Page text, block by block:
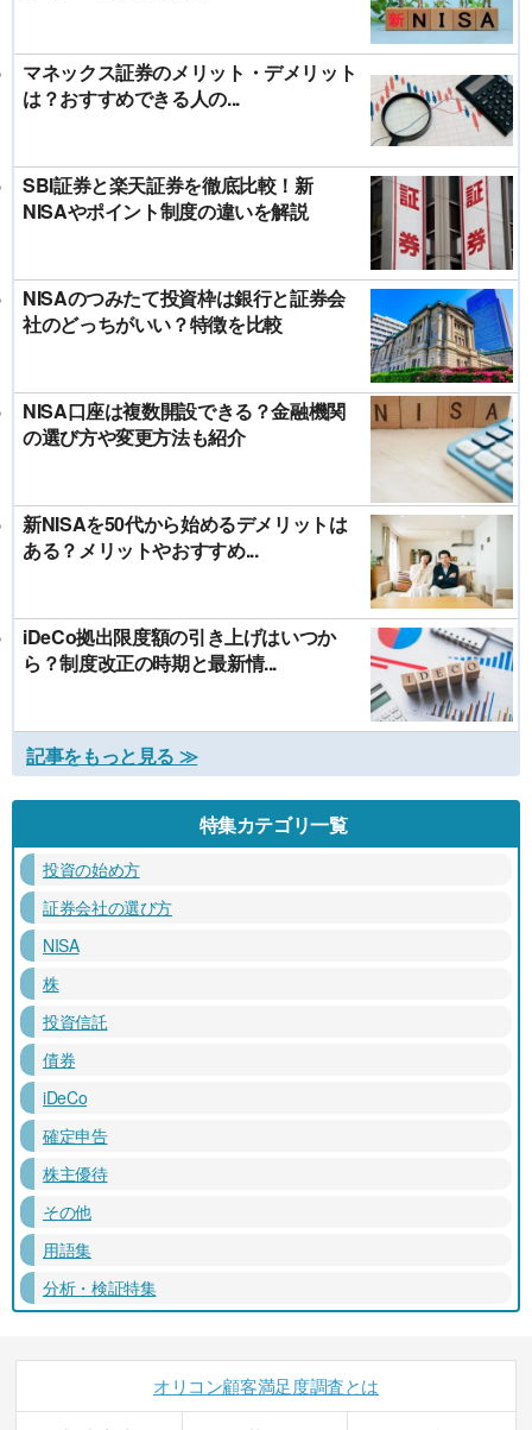
マネックス証券のメリット・デメリット
は？おすすめできる人の...
SBI証券と楽天証券を徹底比較！新
NISAやポイント制度の違いを解説
NISAのつみたて投資枠は銀行と証券会
社のどっちがいい？特徴を比較
NISA口座は複数開設できる？金融機関
の選び方や変更方法も紹介
新NISAを50代から始めるデメリットは
ある？メリットやおすすめ...
iDeCo拠出限度額の引き上げはいつか
ら？制度改正の時期と最新情...
記事をもっと見る ≫
特集カテゴリ一覧
投資の始め方
証券会社の選び方
NISA
株
投資信託
債券
iDeCo
確定申告
株主優待
その他
用語集
分析・検証特集
オリコン顧客満足度調査とは